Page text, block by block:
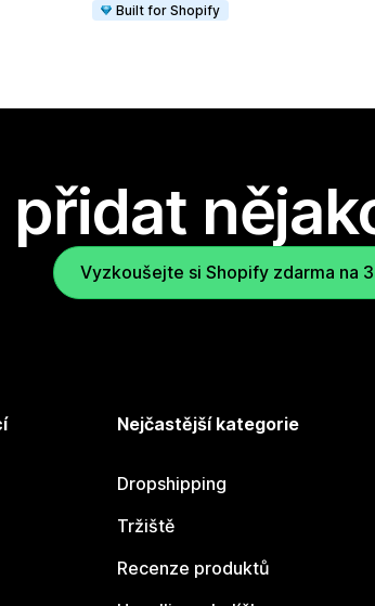
Built for Shopify
Vyzkoušejte si Shopify zdarma na
Nejčastější kategorie
Dropshipping
Tržiště
Recenze produktů